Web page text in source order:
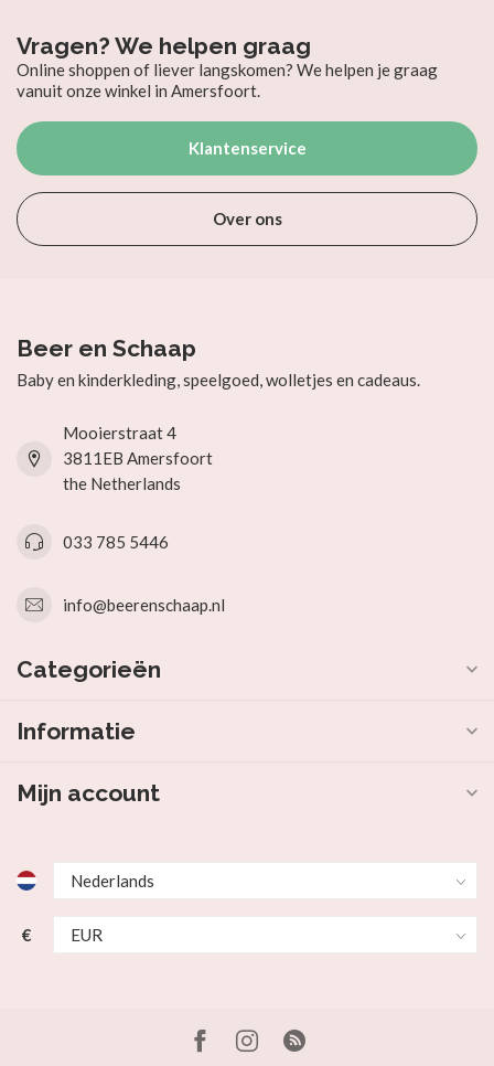
Vragen? We helpen graag
Online shoppen of liever langskomen? We helpen je graag
vanuit onze winkel in Amersfoort.
Klantenservice
Over ons
Beer en Schaap
Baby en kinderkleding, speelgoed, wolletjes en cadeaus.
Mooierstraat 4
3811EB Amersfoort
the Netherlands
033 785 5446
info@beerenschaap.nl
Categorieën
Informatie
Mijn account
€